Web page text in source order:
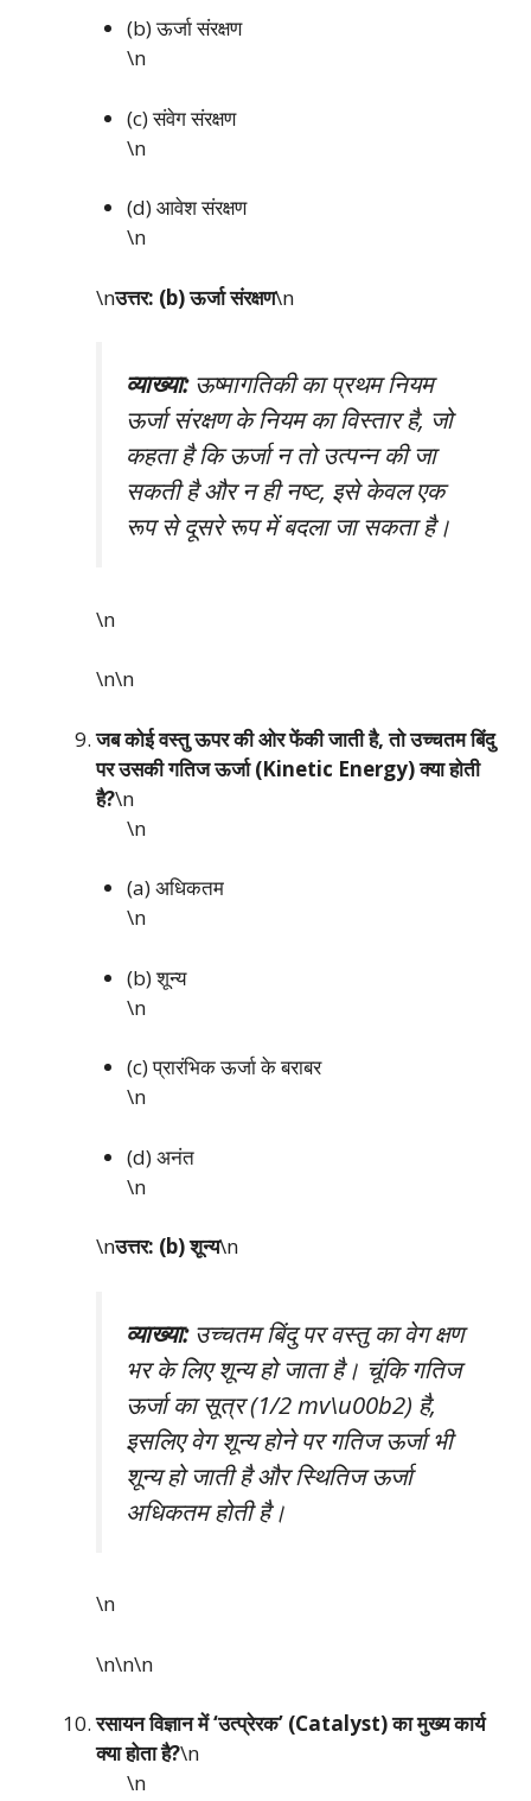
(b) ऊर्जा संरक्षण
\n
(c) संवेग संरक्षण
\n
(d) आवेश संरक्षण
\n
\nउत्तर: (b) ऊर्जा संरक्षण\n
व्याख्या:ऊष्मागतिकी का प्रथम नियम
ऊर्जा संरक्षण के नियम का विस्तार है, जो
कहता है कि ऊर्जा न तो उत्पन्न की जा
सकती है और न ही नष्ट, इसे केवल एक
रूप से दूसरे रूप में बदला जा सकता है।
\n
\n\n
जब कोई वस्तु ऊपर की ओर फेंकी जाती है, तो उच्चतम बिंदु
पर उसकी गतिज ऊर्जा (Kinetic Energy) क्या होती
है?\n
\n
(a) अधिकतम
\n
(b) शून्य
\n
(c) प्रारंभिक ऊर्जा के बराबर
\n
(d) अनंत
\n
\nउत्तर: (b) शून्य\n
व्याख्या:उच्चतम बिंदु पर वस्तु का वेग क्षण
भर के लिए शून्य हो जाता है। चूंकि गतिज
ऊर्जा का सूत्र (1/2 mv\u00b2) है,
इसलिए वेग शून्य होने पर गतिज ऊर्जा भी
शून्य हो जाती है और स्थितिज ऊर्जा
अधिकतम होती है।
\n
\n\n\n
रसायन विज्ञान में ‘उत्प्रेरक’ (Catalyst) का मुख्य कार्य
क्या होता है?\n
\n